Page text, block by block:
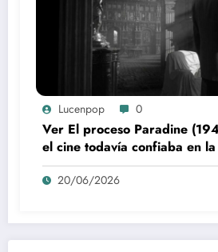
Lucenpop 0
Ver El proceso Paradine
el cine todavía confiaba en
del espectador
20/06/2026